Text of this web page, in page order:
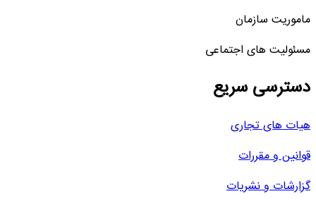
ماموریت سازمان
مسئولیت های اجتماعی
دسترسی سریع
هیات های تجاری
قوانین و مقررات
گزارشات و نشریات